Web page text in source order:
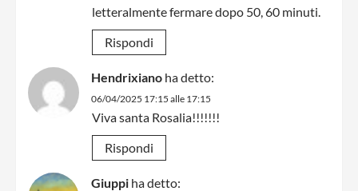
letteralmente fermare dopo 50, 60 minuti.
Rispondi
Hendrixiano ha detto:
06/04/2025 17:15 alle 17:15
Viva santa Rosalia!!!!!!!
Rispondi
Giuppi ha detto: